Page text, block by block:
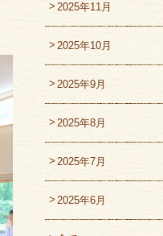
2025年11月
2025年10月
2025年9月
2025年8月
2025年7月
2025年6月